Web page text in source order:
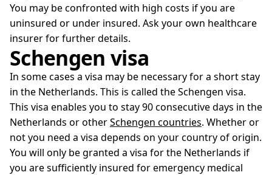
You may be confronted with high costs if you are
uninsured or under insured. Ask your own healthcare
insurer for further details.
Schengen visa
In some cases a visa may be necessary for a short stay
in the Netherlands. This is called the Schengen visa.
This visa enables you to stay 90 consecutive days in the
Netherlands or otherSchengen countries. Whether or
not you need a visa depends on your country of origin.
You will only be granted a visa for the Netherlands if
you are sufficiently insured for emergency medical